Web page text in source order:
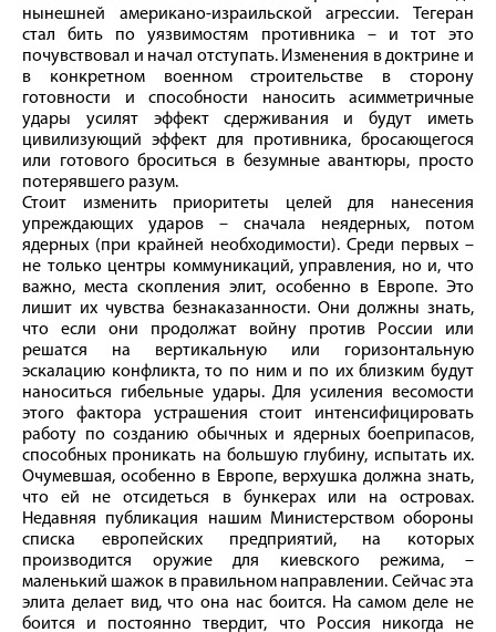
нынешней американо-израильской агрессии. Тегеран
стал бить по уязвимостям противника – и тот это
почувствовал и начал отступать. Изменения в доктрине и
в конкретном военном строительстве в сторону
готовности и способности наносить асимметричные
удары усилят эффект сдерживания и будут иметь
цивилизующий эффект для противника, бросающегося
или готового броситься в безумные авантюры, просто
потерявшего разум.
Стоит изменить приоритеты целей для нанесения
упреждающих ударов – сначала неядерных, потом
ядерных (при крайней необходимости). Среди первых –
не только центры коммуникаций, управления, но и, что
важно, места скопления элит, особенно в Европе. Это
лишит их чувства безнаказанности. Они должны знать,
что если они продолжат войну против России или
решатся на вертикальную или горизонтальную
эскалацию конфликта, то по ним и по их близким будут
наноситься гибельные удары. Для усиления весомости
этого фактора устрашения стоит интенсифицировать
работу по созданию обычных и ядерных боеприпасов,
способных проникать на большую глубину, испытать их.
Очумевшая, особенно в Европе, верхушка должна знать,
что ей не отсидеться в бункерах или на островах.
Недавняя публикация нашим Министерством обороны
списка европейских предприятий, на которых
производится оружие для киевского режима, –
маленький шажок в правильном направлении. Сейчас эта
элита делает вид, что она нас боится. На самом деле не
боится и постоянно твердит, что Россия никогда не